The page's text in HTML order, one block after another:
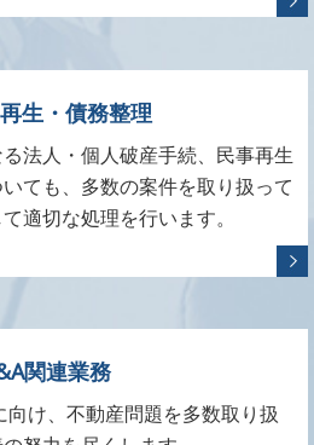
生・債務整理
法人・個人破産手続、民事再生
ても、多数の案件を取り扱って
適切な処理を行います。
関連業務
け、不動産問題を多数取り扱